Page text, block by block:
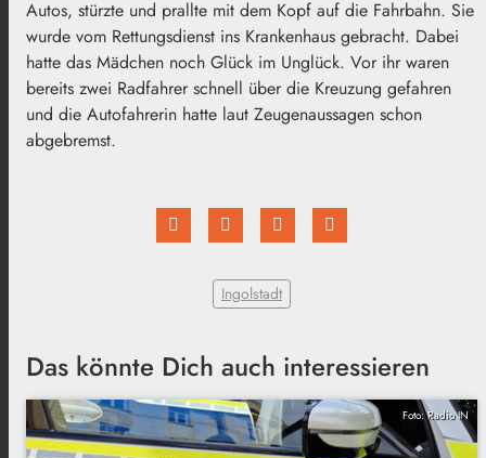
Autos, stürzte und prallte mit dem Kopf auf die Fahrbahn. Sie
wurde vom Rettungsdienst ins Krankenhaus gebracht. Dabei
hatte das Mädchen noch Glück im Unglück. Vor ihr waren
bereits zwei Radfahrer schnell über die Kreuzung gefahren
und die Autofahrerin hatte laut Zeugenaussagen schon
abgebremst.
Ingolstadt
Das könnte Dich auch interessieren
Foto: Radio IN